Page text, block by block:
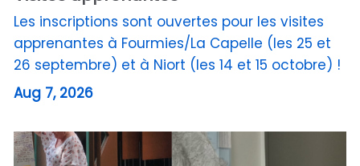
Les inscriptions sont ouvertes pour les visites
apprenantes à Fourmies/La Capelle (les 25 et
26 septembre) et à Niort (les 14 et 15 octobre) !
Aug 7, 2026